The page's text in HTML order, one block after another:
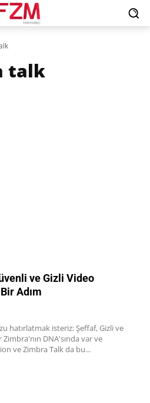
talk
ve Gizli Video
Adım
hatırlatmak isteriz: Şeffaf, Gizli ve
DNA'sında var ve
ve Zimbra Talk da bu...